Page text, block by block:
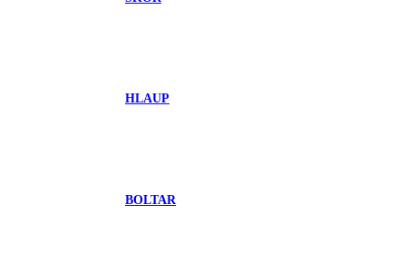
HLAUP
BOLTAR